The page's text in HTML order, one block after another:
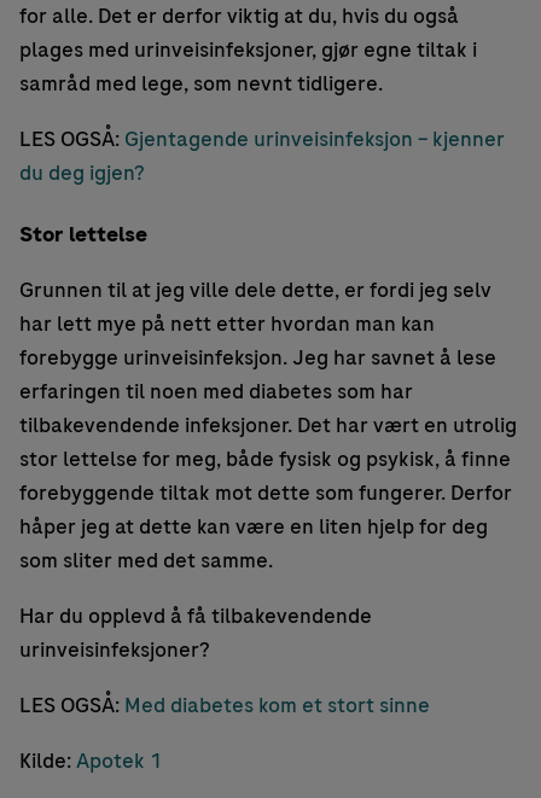
for alle. Det er derfor viktig at du, hvis du også
plages med urinveisinfeksjoner, gjør egne tiltak i
samråd med lege, som nevnt tidligere.
LES OGSÅ: Gjentagende urinveisinfeksjon – kjenner
du deg igjen?
Stor lettelse
Grunnen til at jeg ville dele dette, er fordi jeg selv
har lett mye på nett etter hvordan man kan
forebygge urinveisinfeksjon. Jeg har savnet å lese
erfaringen til noen med diabetes som har
tilbakevendende infeksjoner. Det har vært en utrolig
stor lettelse for meg, både fysisk og psykisk, å finne
forebyggende tiltak mot dette som fungerer. Derfor
håper jeg at dette kan være en liten hjelp for deg
som sliter med det samme.
Har du opplevd å få tilbakevendende
urinveisinfeksjoner?
LES OGSÅ: Med diabetes kom et stort sinne
Kilde:Apotek 1